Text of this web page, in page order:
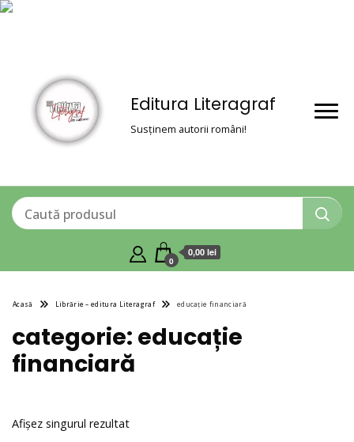
Editura Literagraf
Susținem autorii români!
0
0,00 lei
Acasă Librărie – editura Literagraf educație financiară
categorie: educație
financiară
Afișez singurul rezultat